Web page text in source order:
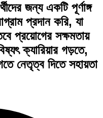
জন্য একটি পূর্ণাঙ্গ
প্রদান করি, যা
প্রয়োগের সক্ষমতায়
ক্যারিয়ার গড়তে,
নেতৃত্ব দিতে সহায়তা